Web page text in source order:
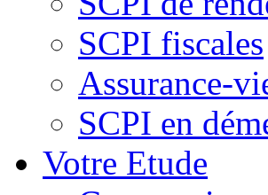
SCPI fiscales
Assurance-
SCPI en
Votre Etude